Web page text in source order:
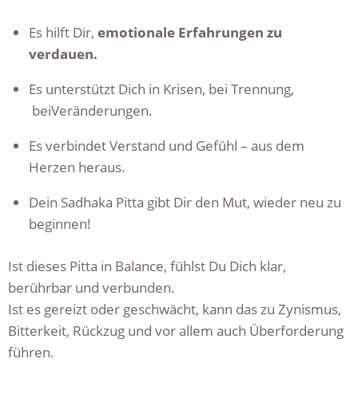
Es hilft Dir, emotionale Erfahrungen zu
verdauen.
Es unterstützt Dich in Krisen, bei Trennung,
beiVeränderungen.
Es verbindet Verstand und Gefühl – aus dem
Herzen heraus.
Dein Sadhaka Pitta gibt Dir den Mut, wieder neu zu
beginnen!
Ist dieses Pitta in Balance, fühlst Du Dich klar,
berührbar und verbunden.
Ist es gereizt oder geschwächt, kann das zu Zynismus,
Bitterkeit, Rückzug und vor allem auch Überforderung
führen.